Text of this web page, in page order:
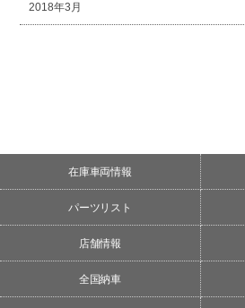
2018年3月
在庫車両情報
パーツリスト
店舗情報
全国納車